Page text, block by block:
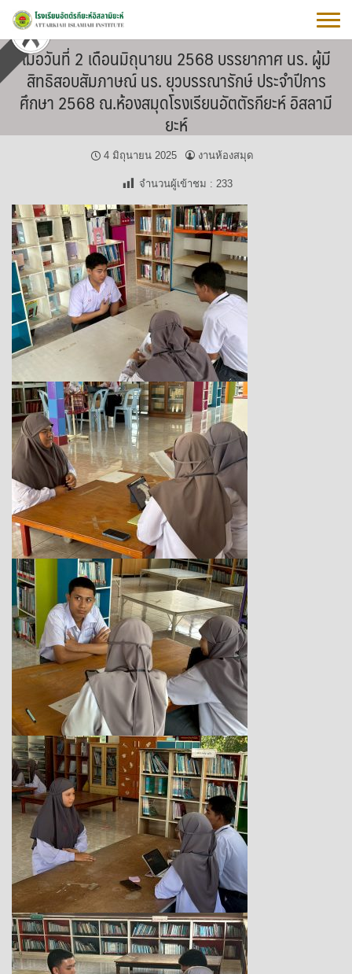
Skip
contentเมื่อวันที่ 2 เดือนมิถุนายน 2568 บรรยากาศ นร. ผู้มี
สิทธิสอบสัมภาษณ์ นร. ยุวบรรณารักษ์ ประจำปีการ
ศึกษา 2568 ณ.ห้องสมุดโรงเรียนอัตตัรกียะห์ อิสลามี
ยะห์
4 มิถุนายน 2025 งานห้องสมุด
จำนวนผู้เข้าชม : 233